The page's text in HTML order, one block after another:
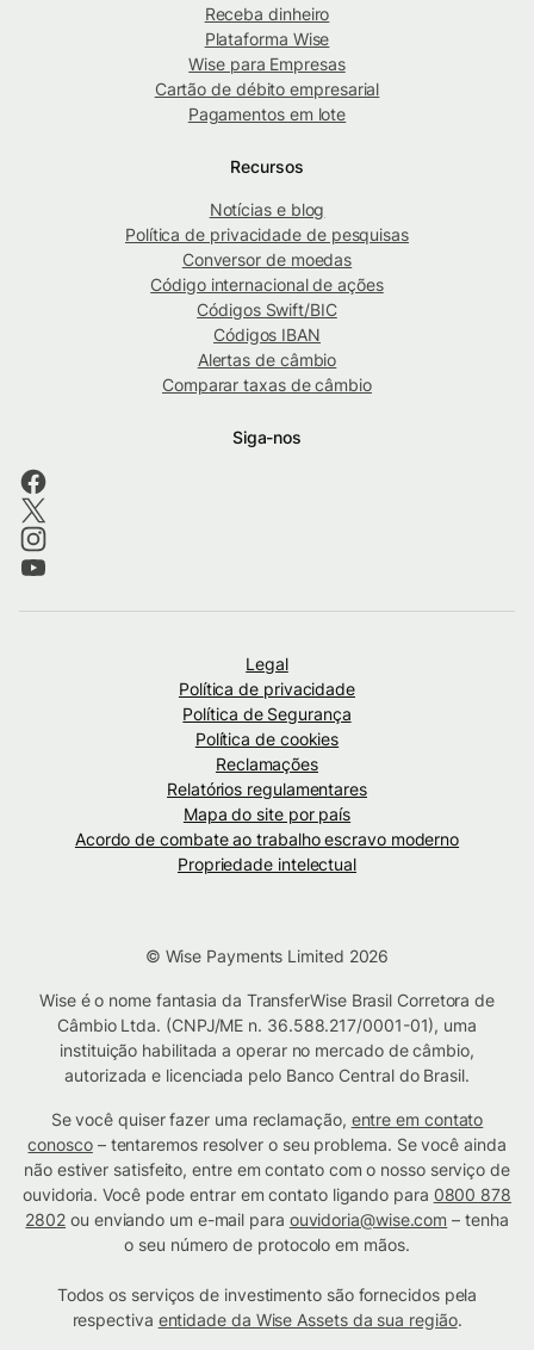
Receba dinheiro
Plataforma Wise
Wise para Empresas
Cartão de débito empresarial
Pagamentos em lote
Recursos
Notícias e blog
Política de privacidade de pesquisas
Conversor de moedas
Código internacional de ações
Códigos Swift/BIC
Códigos IBAN
Alertas de câmbio
Comparar taxas de câmbio
Siga-nos
Legal
Política de privacidade
Política de Segurança
Política de cookies
Reclamações
Relatórios regulamentares
Mapa do site por país
Acordo de combate ao trabalho escravo moderno
Propriedade intelectual
© Wise Payments Limited 2026
Wise é o nome fantasia da TransferWise Brasil Corretora de
Câmbio Ltda. (CNPJ/ME n. 36.588.217/0001-01), uma
instituição habilitada a operar no mercado de câmbio,
autorizada e licenciada pelo Banco Central do Brasil.
Se você quiser fazer uma reclamação, entre em contato
conosco– tentaremos resolver o seu problema. Se você ainda
não estiver satisfeito, entre em contato com o nosso serviço de
ouvidoria. Você pode entrar em contato ligando para 0800 878
2802 ou enviando um e-mail para ouvidoria@wise.com – tenha
o seu número de protocolo em mãos.
Todos os serviços de investimento são fornecidos pela
respectiva entidade da Wise Assets da sua região.